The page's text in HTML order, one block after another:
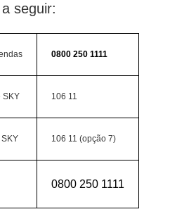
seguir:
0800 250 1111
SKY 106 11
106 11 (opção 7)
0800 250 1111